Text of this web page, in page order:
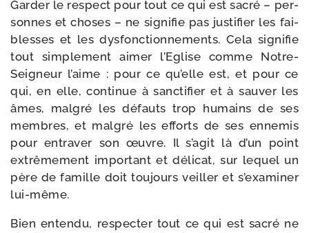
Garder le res­pect pour tout ce qui est sacré – per­
sonnes et choses – ne signi­fie pas jus­ti­fier les fai­
blesses et les dys­fonc­tion­ne­ments. Cela signi­fie
tout sim­ple­ment aimer l’Eglise comme Notre-​
Seigneur l’aime : pour ce qu’elle est, et pour ce
qui, en elle, conti­nue à sanc­ti­fier et à sau­ver les
âmes, mal­gré les défauts trop humains de ses
membres, et mal­gré les efforts de ses enne­mis
pour entra­ver son œuvre. Il s’agit là d’un point
extrê­me­ment impor­tant et déli­cat, sur lequel un
père de famille doit tou­jours veiller et s’examiner
lui-même.
Bien enten­du, res­pec­ter tout ce qui est sacré ne